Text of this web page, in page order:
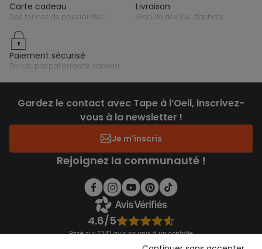
carte cadeau
des tonnes de possibilités !
livraison
gratuite dès 10€ d'achats
paiement sécurisé
par cb, paypal ou carte cadeau
Gardez le contact avec Tape à l’Oeil, inscrivez-
vous à la newsletter !
Je m'inscris
Rejoignez la communauté !
4.6/5
Basé sur 7 343 avis soumis à un contrôle